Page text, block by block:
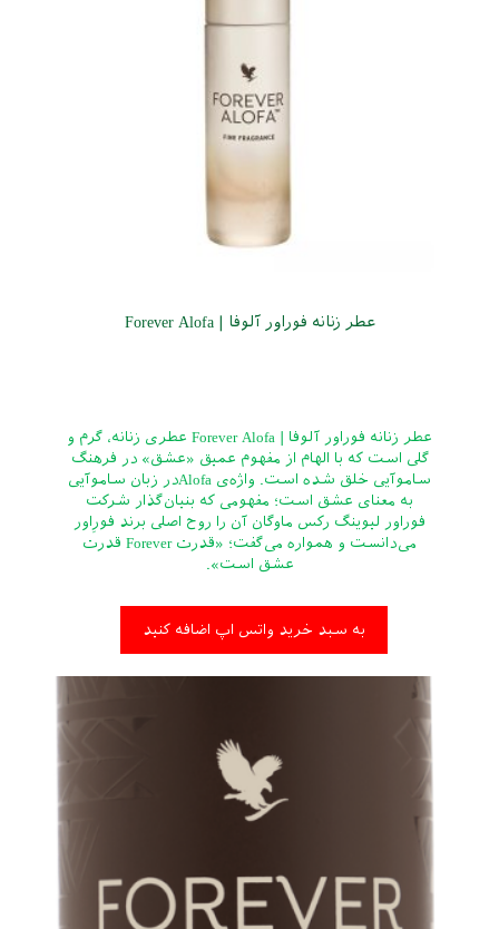
عطر زنانه فوراور آلوفا | Forever Alofa
عطر زنانه فوراور آلوفا | Forever Alofa عطری زنانه، گرم و
گلی است که با الهام از مفهوم عمیق «عشق» در فرهنگ
ساموآیی خلق شده است. واژه‌ی Alofaدر زبان ساموآیی
به معنای عشق است؛ مفهومی که بنیان‌گذار شرکت
فوراور لیوینگ رکس ماوگان آن را روح اصلی برند فورِاور
می‌دانست و همواره می‌گفت؛ «قدرت Forever قدرت
عشق است».
به سبد خرید واتس اپ اضافه کنید